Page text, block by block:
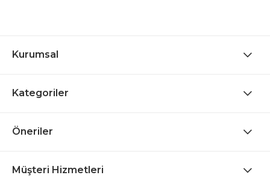
Kurumsal
Kategoriler
Öneriler
Müşteri Hizmetleri